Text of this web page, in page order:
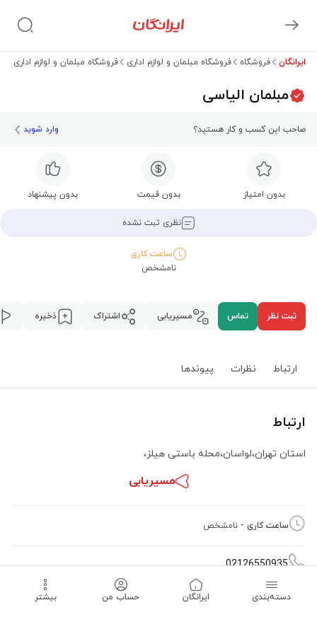
ایرانگان فروشگاه فروشگاه مبلمان و لوازم اداری فروشگاه مبلمان و لوازم اداری
مبلمان الیاسی
صاحب این کسب و کار هستید؟ وارد شوید
بدون امتیاز بدون قیمت بدون پیشنهاد
نظری ثبت نشده
ساعت کاری
نامشخص
ثبت نظر تماس مسیریابی اشتراک ذخیره
ارتباط نظرات پیوند‌ها
ارتباط
استان تهران،لواسان،محله باستی هیلز،
مسیریابی
ساعت کاری - نامشخص
02126550935
دسته‌بندی ‌ایرانگان حساب من بیشتر